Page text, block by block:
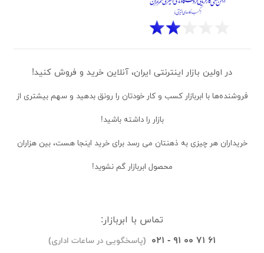
در اولین بازار اینترنتی ایران، آنلاین خرید و فروش کنید!
فروشنده‌ها با ابربازار کسب و کار خودتان را رونق بدهید و سهم بیشتری از
بازار را داشته باشید!
خریداران هر چیزی به ذهنتان می رسد برای خرید اینجا هست، بین هزاران
محصول ابربازار گم نشوید!
تماس با ابربازار:
۰۲۱ - ۹۱ ۰۰ ۷۱ ۶۱ (پاسخگویی در ساعات اداری)